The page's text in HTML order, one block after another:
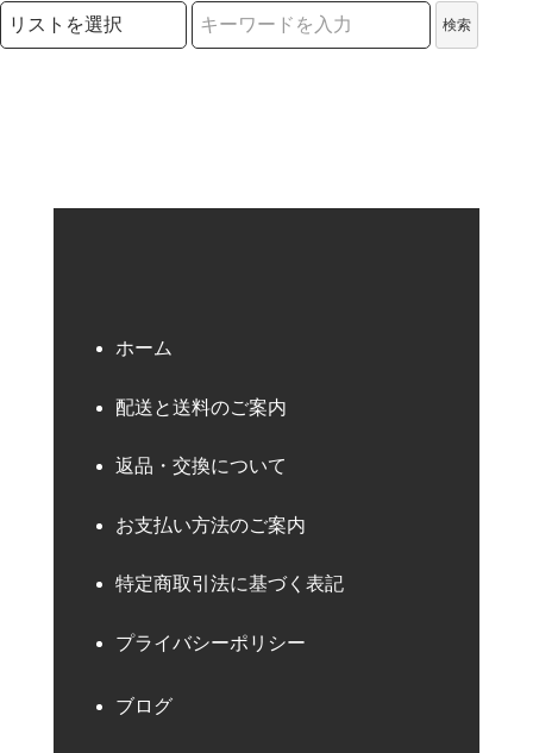
検索リストの選択
検索
ホーム
配送と送料のご案内
返品・交換について
お支払い方法のご案内
特定商取引法に基づく表記
プライバシーポリシー
ブログ